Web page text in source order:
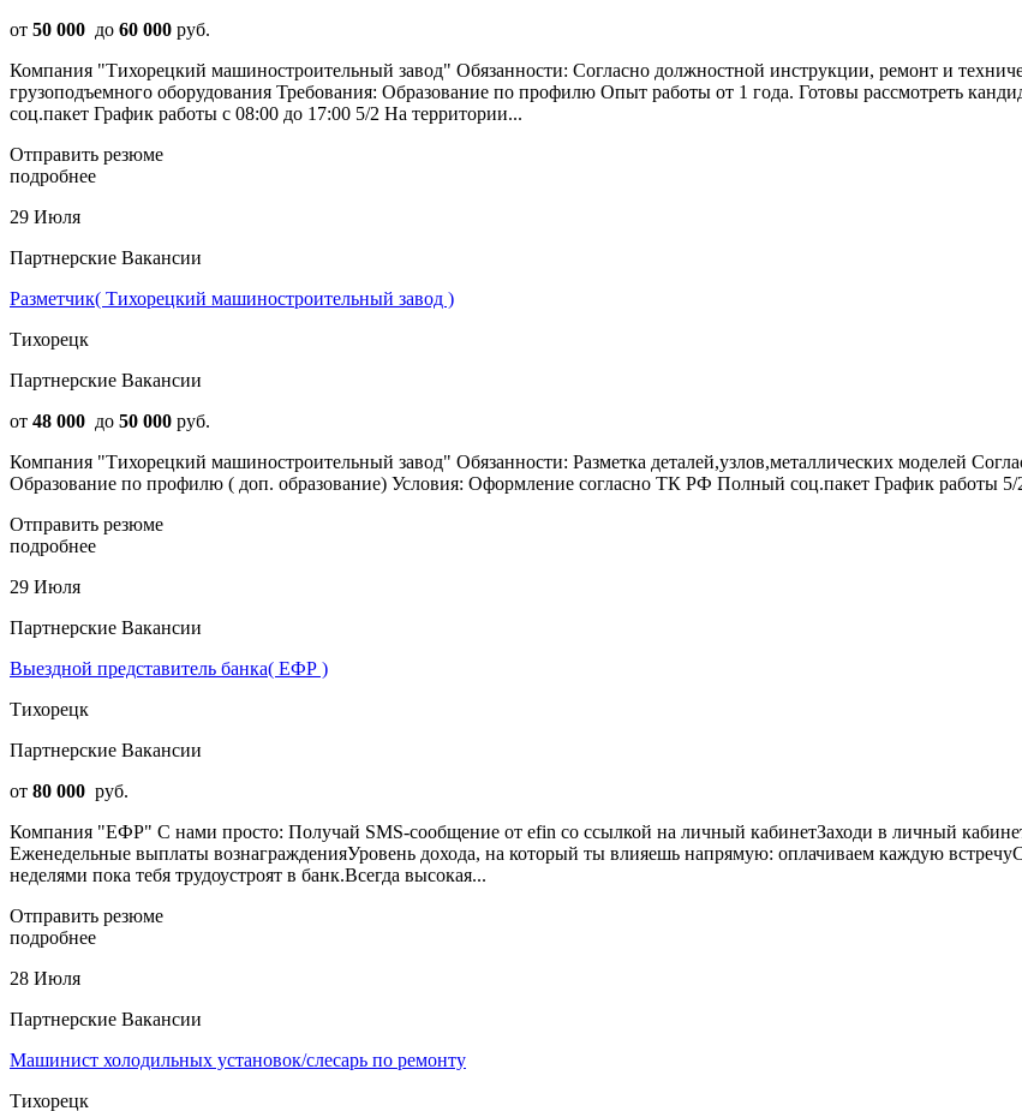
от 50 000 до 60 000 руб.
Компания "Тихорецкий машиностроительный завод" Обязанности: Согласно должностной инструкции, ремонт и
грузоподъемного оборудования Требования: Образование по профилю Опыт работы от 1 года. Готовы рассмотреть
соц.пакет График работы с 08:00 до 17:00 5/2 На территории...
Отправить резюме
подробнее
29 Июля
Партнерские Вакансии
Разметчик( Тихорецкий машиностроительный завод )
Тихорецк
Партнерские Вакансии
от 48 000 до 50 000 руб.
Компания "Тихорецкий машиностроительный завод" Обязанности: Разметка деталей,узлов,металлических моделей
Образование по профилю ( доп. образование) Условия: Оформление согласно ТК РФ Полный соц.пакет График работы 5/
Отправить резюме
подробнее
29 Июля
Партнерские Вакансии
Выездной представитель банка( ЕФР )
Тихорецк
Партнерские Вакансии
от 80 000 руб.
Компания "ЕФР" С нами просто: Получай SMS‑сообщение от efin со ссылкой на личный кабинетЗаходи в личный
Еженедельные выплаты вознагражденияУровень дохода, на который ты влияешь напрямую: оплачиваем каждую
неделями пока тебя трудоустроят в банк.Всегда высокая...
Отправить резюме
подробнее
28 Июля
Партнерские Вакансии
Машинист холодильных установок/слесарь по ремонту
Тихорецк